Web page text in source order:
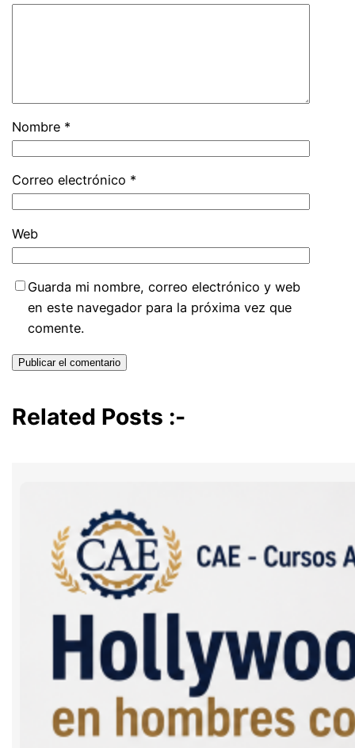
Nombre *
Correo electrónico *
Web
Guarda mi nombre, correo electrónico y web
en este navegador para la próxima vez que
comente.
Related Posts :-